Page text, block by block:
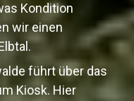
Kondition
wir einen
führt über das
Kiosk. Hier